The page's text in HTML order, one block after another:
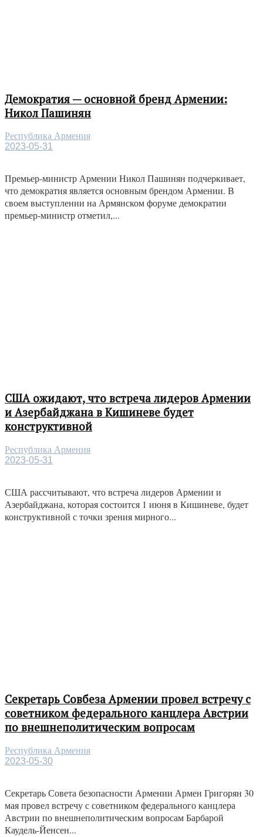
Демократия — основной бренд Армении:
Никол Пашинян
Республика Армения
2023-05-31
Премьер-министр Армении Никол Пашинян подчеркивает,
что демократия является основным брендом Армении. В
своем выступлении на Армянском форуме демократии
премьер-министр отметил,...
США ожидают, что встреча лидеров Армении
и Азербайджана в Кишиневе будет
конструктивной
Республика Армения
2023-05-31
США рассчитывают, что встреча лидеров Армении и
Азербайджана, которая состоится 1 июня в Кишиневе, будет
конструктивной с точки зрения мирного...
Секретарь Совбеза Армении провел встречу с
советником федерального канцлера Австрии
по внешнеполитическим вопросам
Республика Армения
2023-05-30
Секретарь Совета безопасности Армении Армен Григорян 30
мая провел встречу с советником федерального канцлера
Австрии по внешнеполитическим вопросам Барбарой
Каудель-Йенсен...